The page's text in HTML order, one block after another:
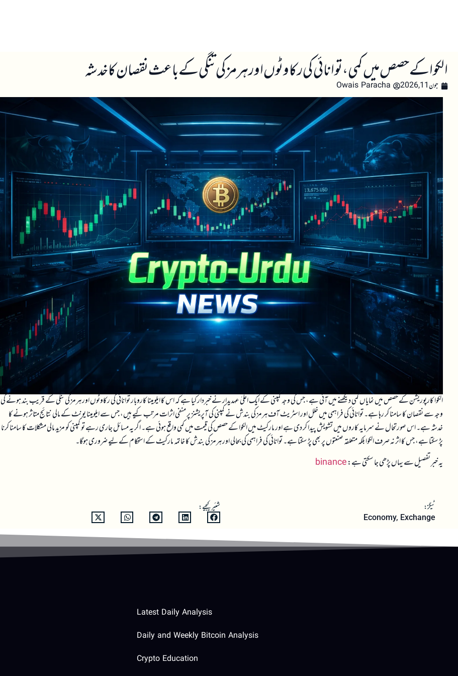
الکوا کے حصص میں کمی، توانائی کی رکاوٹوں اور ہرمز کی تنگی کے باعث نقصان کا خدشہ
جون 11, 2026 Owais Paracha
الکوا کارپوریشن کے حصص میں نمایاں کمی دیکھنے میں آئی ہے، جس کی وجہ کمپنی کے ایک اعلیٰ عہدیدار نے خبردار کیا ہے کہ اس کا ایلومینا کاروبار توانائی کی رکاوٹوں اور ہرمز کی تنگی کے قریب بند ہونے کی
وجہ سے نقصان کا سامنا کر رہا ہے۔ توانائی کی فراہمی میں خلل اور اسٹریٹ آف ہرمز کی بندش نے کمپنی کی آپریشنز پر منفی اثرات مرتب کیے ہیں، جس سے ایلومینا یونٹ کے مالی نتائج متاثر ہونے کا
خدشہ ہے۔ اس صورتحال نے سرمایہ کاروں میں تشویش پیدا کر دی ہے اور مارکیٹ میں الکوا کے حصص کی قیمت میں کمی واقع ہوئی ہے۔ اگر یہ مسائل جاری رہے تو کمپنی کو مزید مالی مشکلات کا سامنا کرنا
پڑ سکتا ہے، جس کا اثر نہ صرف الکوا بلکہ متعلقہ صنعتوں پر بھی پڑ سکتا ہے۔ توانائی کی فراہمی کی بحالی اور ہرمز کی بندش کا خاتمہ مارکیٹ کے استحکام کے لیے ضروری ہوگا۔
یہ خبر تفصیل سے یہاں پڑھی جا سکتی ہے:binance
ٹیگز:
Economy, Exchange
شئیر کیجیے:
Latest Daily Analysis
Daily and Weekly Bitcoin Analysis
Crypto Education